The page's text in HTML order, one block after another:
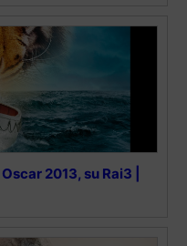
2013, su Rai3 |